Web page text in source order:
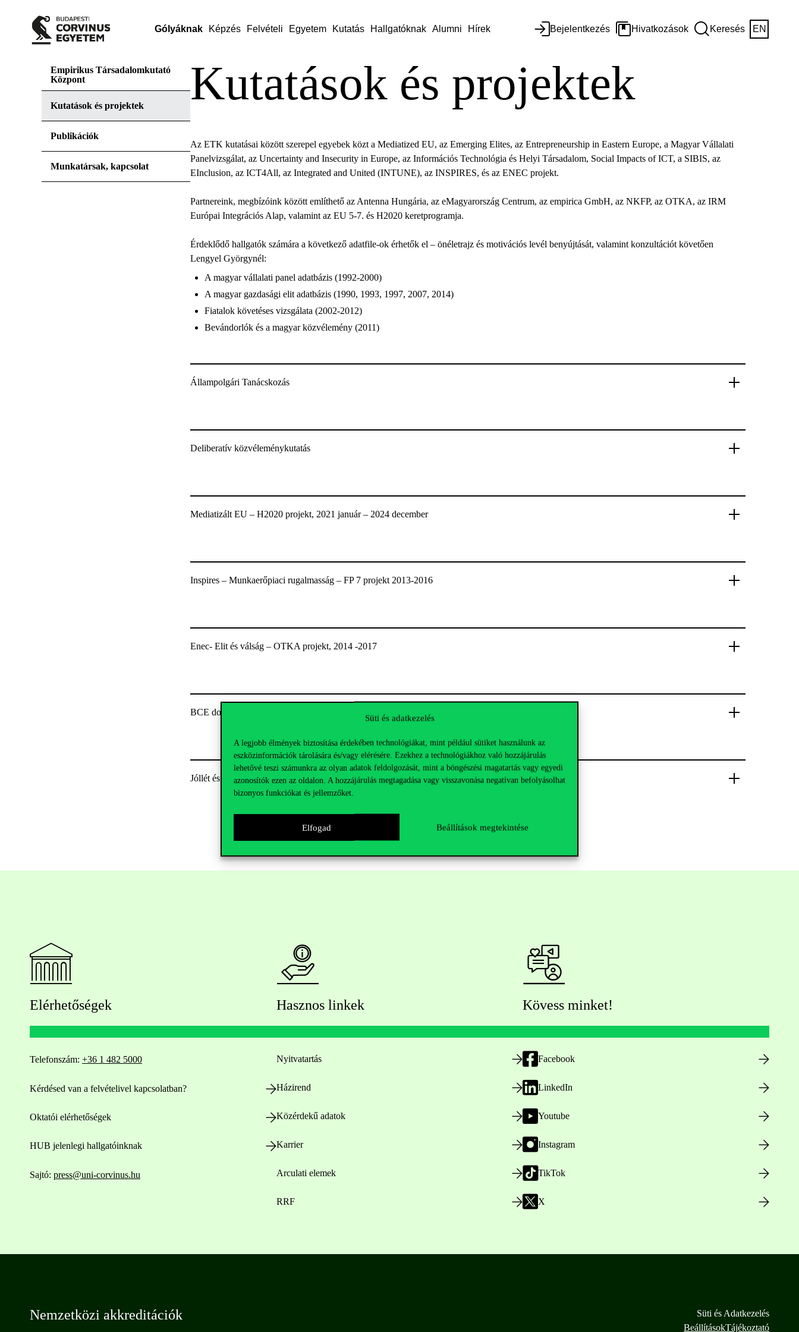
Süti és adatkezelés
A legjobb élmények biztosítása érdekében technológiákat, mint például sütiket használunk az
eszközinformációk tárolására és/vagy elérésére. Ezekhez a technológiákhoz való hozzájárulás
lehetővé teszi számunkra az olyan adatok feldolgozását, mint a böngészési magatartás vagy egyedi
azonosítók ezen az oldalon. A hozzájárulás megtagadása vagy visszavonása negatívan befolyásolhat
bizonyos funkciókat és jellemzőket.
Elfogad Beállítások megtekintése
Gólyáknak Képzés Felvételi Egyetem Kutatás Hallgatóknak Alumni Hírek Bejelentkezés Hivatkozások Keresés EN
Empirikus Társadalomkutató
Központ
Kutatások és projektek
Publikációk
Munkatársak, kapcsolat
Kutatások és projektek
Az ETK kutatásai között szerepel egyebek közt a Mediatized EU, az Emerging Elites, az Entrepreneurship in Eastern Europe, a Magyar Vállalati
Panelvizsgálat, az Uncertainty and Insecurity in Europe, az Információs Technológia és Helyi Társadalom, Social Impacts of ICT, a SIBIS, az
EInclusion, az ICT4All, az Integrated and United (INTUNE), az INSPIRES, és az ENEC projekt.
Partnereink, megbízóink között említhető az Antenna Hungária, az eMagyarország Centrum, az empirica GmbH, az NKFP, az OTKA, az IRM
Európai Integrációs Alap, valamint az EU 5-7. és H2020 keretprogramja.
Érdeklődő hallgatók számára a következő adatfile-ok érhetők el – önéletrajz és motivációs levél benyújtását, valamint konzultációt követően
Lengyel Györgynél:
A magyar vállalati panel adatbázis (1992-2000)
A magyar gazdasági elit adatbázis (1990, 1993, 1997, 2007, 2014)
Fiatalok követéses vizsgálata (2002-2012)
Bevándorlók és a magyar közvélemény (2011)
Állampolgári Tanácskozás
Deliberatív közvéleménykutatás
Mediatizált EU – H2020 projekt, 2021 január – 2024 december
Inspires – Munkaerőpiaci rugalmasság – FP 7 projekt 2013-2016
Enec- Elit és válság – OTKA projekt, 2014 -2017
BCE doktori alumni kutatás – EFOP363 projekt, 2018
Jóllét és migráció: a Magyarország – Ausztria migrációs kapcsolat (MIGWELL)
Elérhetőségek
Telefonszám: +36 1 482 5000
Kérdésed van a felvételivel kapcsolatban?
Oktatói elérhetőségek
HUB jelenlegi hallgatóinknak
Sajtó: press@uni-corvinus.hu
Hasznos linkek
Nyitvatartás
Házirend
Közérdekű adatok
Karrier
Arculati elemek
RRF
Kövess minket!
Facebook
LinkedIn
Youtube
Instagram
TikTok
X
Nemzetközi akkreditációk
Süti és Adatkezelés
BeállításokTájékoztató